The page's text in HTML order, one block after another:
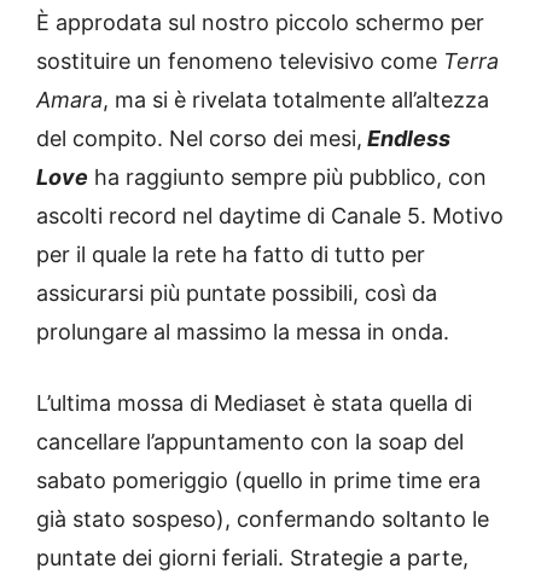
È approdata sul nostro piccolo schermo per
sostituire un fenomeno televisivo come Terra
Amara, ma si è rivelata totalmente all’altezza
del compito. Nel corso dei mesi, Endless
Love ha raggiunto sempre più pubblico, con
ascolti record nel daytime di Canale 5. Motivo
per il quale la rete ha fatto di tutto per
assicurarsi più puntate possibili, così da
prolungare al massimo la messa in onda.
L’ultima mossa di Mediaset è stata quella di
cancellare l’appuntamento con la soap del
sabato pomeriggio (quello in prime time era
già stato sospeso), confermando soltanto le
puntate dei giorni feriali. Strategie a parte,